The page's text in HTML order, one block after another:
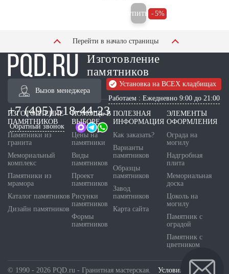
Купить 5%
Перейти в начало страницы
Изготовление
памятников
Вызов менеджера
Установка на ВСЕХ кладбищах
Работаем : Ежедневно 9:00 до 21:00
+7 (495) 518-44-23
Обратный звонок
ИЗГОТОВЛЕНИЕ
ПАМЯТНИКОВ
Памятники из
гранита
Мемориальный
комплекс
Памятники из
мрамора
Каталог памятников
Дизайн памятников
ПОМОЩЬ В
ВЫБОРЕ
Цены на
памятники
Виды
памятников
Проект
памятников
Рисунки
памятников
Формы
памятников
ПОЛЕЗНАЯ
ИНФОРМАЦИЯ
Как заказать?
Варианты
памятников
Образцы
памятников
Завод
памятников
Карта сайта
ЭЛЕМЕНТЫ
ОФОРМЛЕНИЯ
Ограда на
могилу
Надгробная
плита
Мемориальная
доска
Цоколь на
могилу
Памятник с
оградой
Памятник с
цветником
© 1990 - 2026 PQD.ru - Гранитная мастерская. Условия